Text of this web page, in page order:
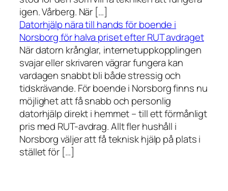
igen. Vårberg. När […]
Datorhjälp nära till hands för boende i
Norsborg för halva priset efter RUT avdraget
När datorn krånglar, internetuppkopplingen
svajar eller skrivaren vägrar fungera kan
vardagen snabbt bli både stressig och
tidskrävande. För boende i Norsborg finns nu
möjlighet att få snabb och personlig
datorhjälp direkt i hemmet – till ett förmånligt
pris med RUT-avdrag. Allt fler hushåll i
Norsborg väljer att få teknisk hjälp på plats i
stället för […]